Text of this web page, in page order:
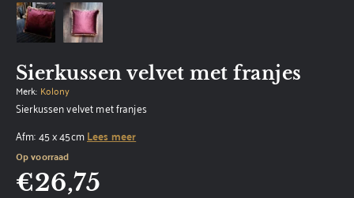
Sierkussen velvet met franjes
Merk: Kolony
Sierkussen velvet met franjes
Afm: 45 x 45cmLees meer
Op voorraad
€26,75